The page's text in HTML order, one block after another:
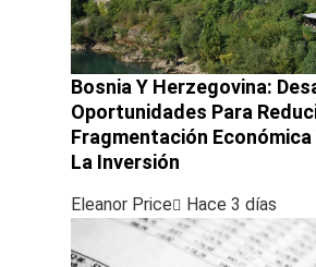
Bosnia Y Herzegovina:
Oportunidades Para
Fragmentación
La Inversión
Eleanor Price Hace 3 días